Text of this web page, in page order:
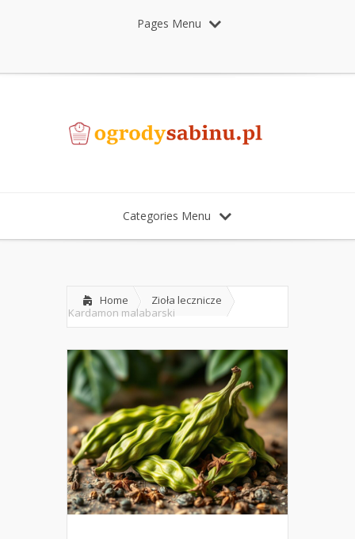
Pages Menu
Categories Menu
Home
Zioła lecznicze
Kardamon malabarski